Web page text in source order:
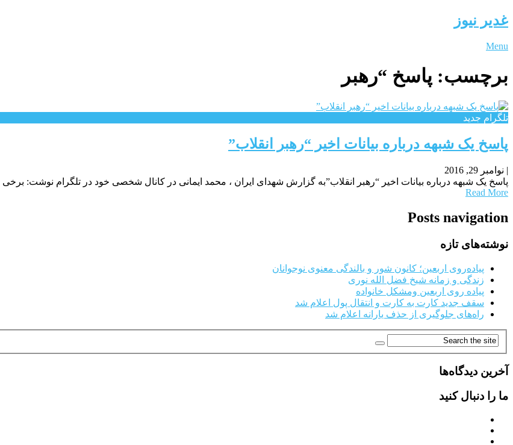
غدیر نیوز
Menu
برچسب: پاسخ “رهبر
تلگرام جدید
پاسخ یک شبهه درباره بیانات اخیر “رهبر انقلاب”
| نوامبر 29, 2016
پاسخ یک شبهه درباره بیانات اخیر “رهبر انقلاب”به گزارش شهدای ایران ، محمد ایمانی در کانال شخصی خود در تلگرام نوشت: برخی
Read More
Posts navigation
نوشته‌های تازه
پیاده‌روی اربعین؛ کانون شور و بالندگی معنوی نوجوانان
زندگی و زمانه شیخ فضل الله نوری
پیاده روی اربعین ومشکل خانواده
سقف جدید کارت به کارت و انتقال پول اعلام شد
راه‌های جلوگیری از حذف یارانه اعلام شد
آخرین دیدگاه‌ها
ما را دنبال کنید